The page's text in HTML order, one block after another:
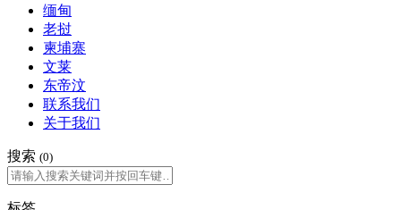
缅甸
老挝
柬埔寨
文莱
东帝汶
联系我们
关于我们
搜索 (0)